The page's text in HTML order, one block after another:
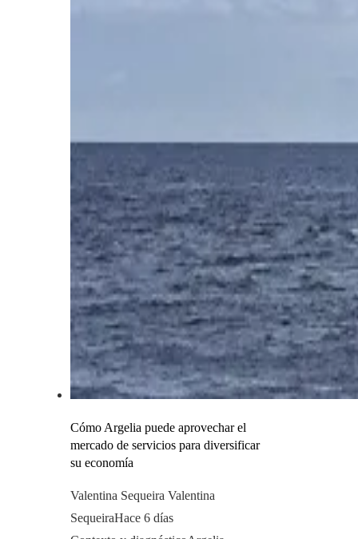
Cómo Argelia puede aprovechar el
mercado de servicios para diversificar
su economía
Valentina Sequeira Valentina
SequeiraHace 6 días